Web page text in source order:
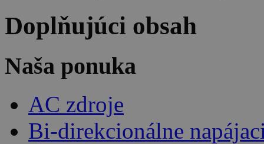
Doplňujúci obsah
Naša ponuka
AC zdroje
Bi-direkcionálne